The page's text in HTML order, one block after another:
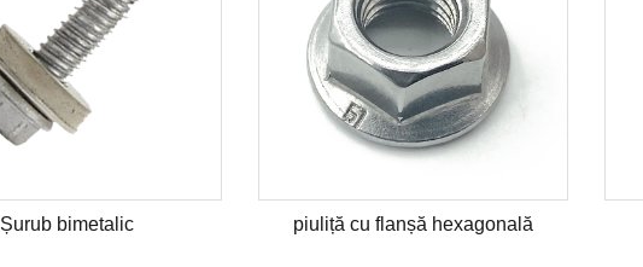
Șurub bimetalic piuliță cu flanșă hexagonală